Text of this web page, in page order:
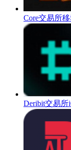
Core交易所
Deribit交易所